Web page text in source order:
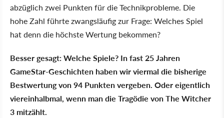
abzüglich zwei Punkten für die Technikprobleme. Die
hohe Zahl führte zwangsläufig zur Frage: Welches Spiel
hat denn die höchste Wertung bekommen?
Besser gesagt: Welche Spiele? In fast 25 Jahren
GameStar-Geschichten haben wir viermal die bisherige
Bestwertung von 94 Punkten vergeben. Oder eigentlich
viereinhalbmal, wenn man die Tragödie von The Witcher
3 mitzählt.